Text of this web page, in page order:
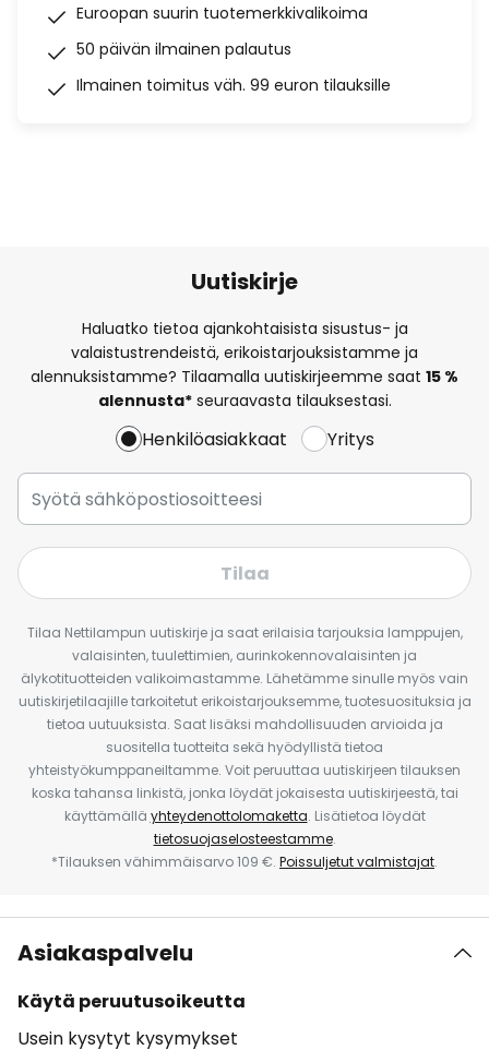
Euroopan suurin tuotemerkkivalikoima
50 päivän ilmainen palautus
Ilmainen toimitus väh. 99 euron tilauksille
Uutiskirje
Haluatko tietoa ajankohtaisista sisustus- ja
valaistustrendeistä, erikoistarjouksistamme ja
alennuksistamme? Tilaamalla uutiskirjeemme saat 15 %
alennusta*seuraavasta tilauksestasi.
Henkilöasiakkaat Yritys
Tilaa
Tilaa Nettilampun uutiskirje ja saat erilaisia tarjouksia lamppujen,
valaisinten, tuulettimien, aurinkokennovalaisinten ja
älykotituotteiden valikoimastamme. Lähetämme sinulle myös vain
uutiskirjetilaajille tarkoitetut erikoistarjouksemme, tuotesuosituksia ja
tietoa uutuuksista. Saat lisäksi mahdollisuuden arvioida ja
suositella tuotteita sekä hyödyllistä tietoa
yhteistyökumppaneiltamme. Voit peruuttaa uutiskirjeen tilauksen
koska tahansa linkistä, jonka löydät jokaisesta uutiskirjeestä, tai
käyttämällä yhteydenottolomaketta. Lisätietoa löydät
tietosuojaselosteestamme.
*Tilauksen vähimmäisarvo 109 €. Poissuljetut valmistajat.
Asiakaspalvelu
Käytä peruutusoikeutta
Usein kysytyt kysymykset